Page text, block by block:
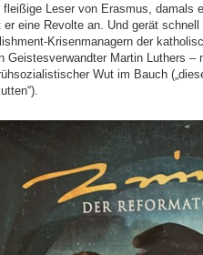
fleißige Leser von Erasmus, damals
er eine Revolte an. Und gerät
Krisenmanagern der
Geistesverwandter Martin Luthers –
Wut im Bauch